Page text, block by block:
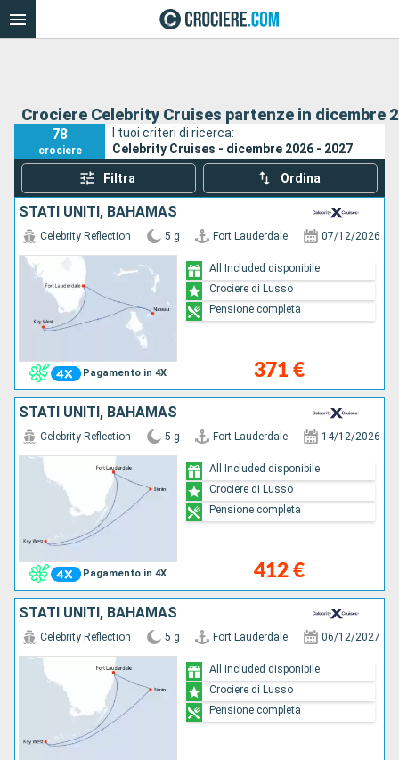
Crociere Celebrity Cruises partenze in dicembre
78
crociere
I tuoi criteri di ricerca:
Celebrity Cruises - dicembre 2026 - 2027
Filtra Ordina
STATI UNITI, BAHAMAS
Pagamento in 4X
Celebrity Reflection 5 g Fort Lauderdale 07/12/2026
371 €
All Included disponibile
Crociere di Lusso
Pensione completa
STATI UNITI, BAHAMAS
Pagamento in 4X
Celebrity Reflection 5 g Fort Lauderdale 14/12/2026
412 €
All Included disponibile
Crociere di Lusso
Pensione completa
STATI UNITI, BAHAMAS
Celebrity Reflection 5 g Fort Lauderdale 06/12/2027
All Included disponibile
Crociere di Lusso
Pensione completa